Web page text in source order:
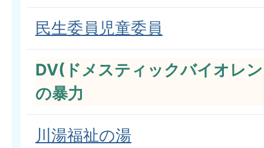
民生委員児童委員
DV(ドメスティックバイオレ
の暴力
川湯福祉の湯